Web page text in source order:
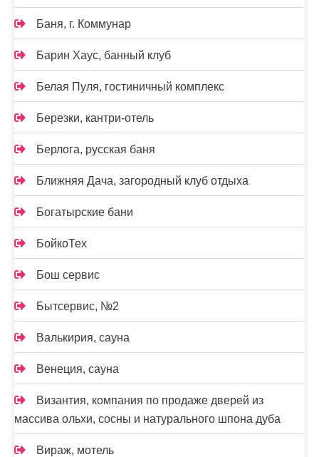
Баня, г. Коммунар
Барин Хаус, банный клуб
Белая Пуля, гостиничный комплекс
Березки, кантри-отель
Берлога, русская баня
Ближняя Дача, загородный клуб отдыха
Богатырские бани
БойкоТех
Бош сервис
Бытсервис, №2
Валькирия, сауна
Венеция, сауна
Византия, компания по продаже дверей из
массива ольхи, сосны и натурального шпона дуба
Вираж, мотель